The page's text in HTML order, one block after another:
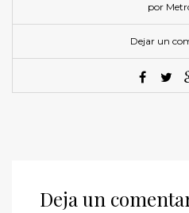
por
Dejar un
Deja un